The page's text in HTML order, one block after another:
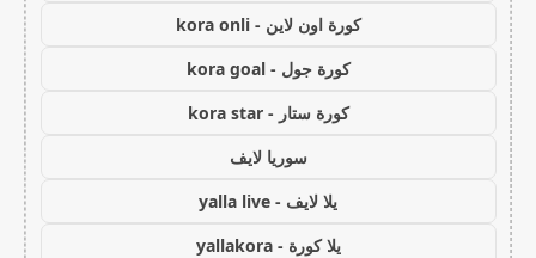
كورة اون لاين - kora onli
كورة جول - kora goal
كورة ستار - kora star
سوريا لايف
يلا لايف - yalla live
يلا كورة - yallakora